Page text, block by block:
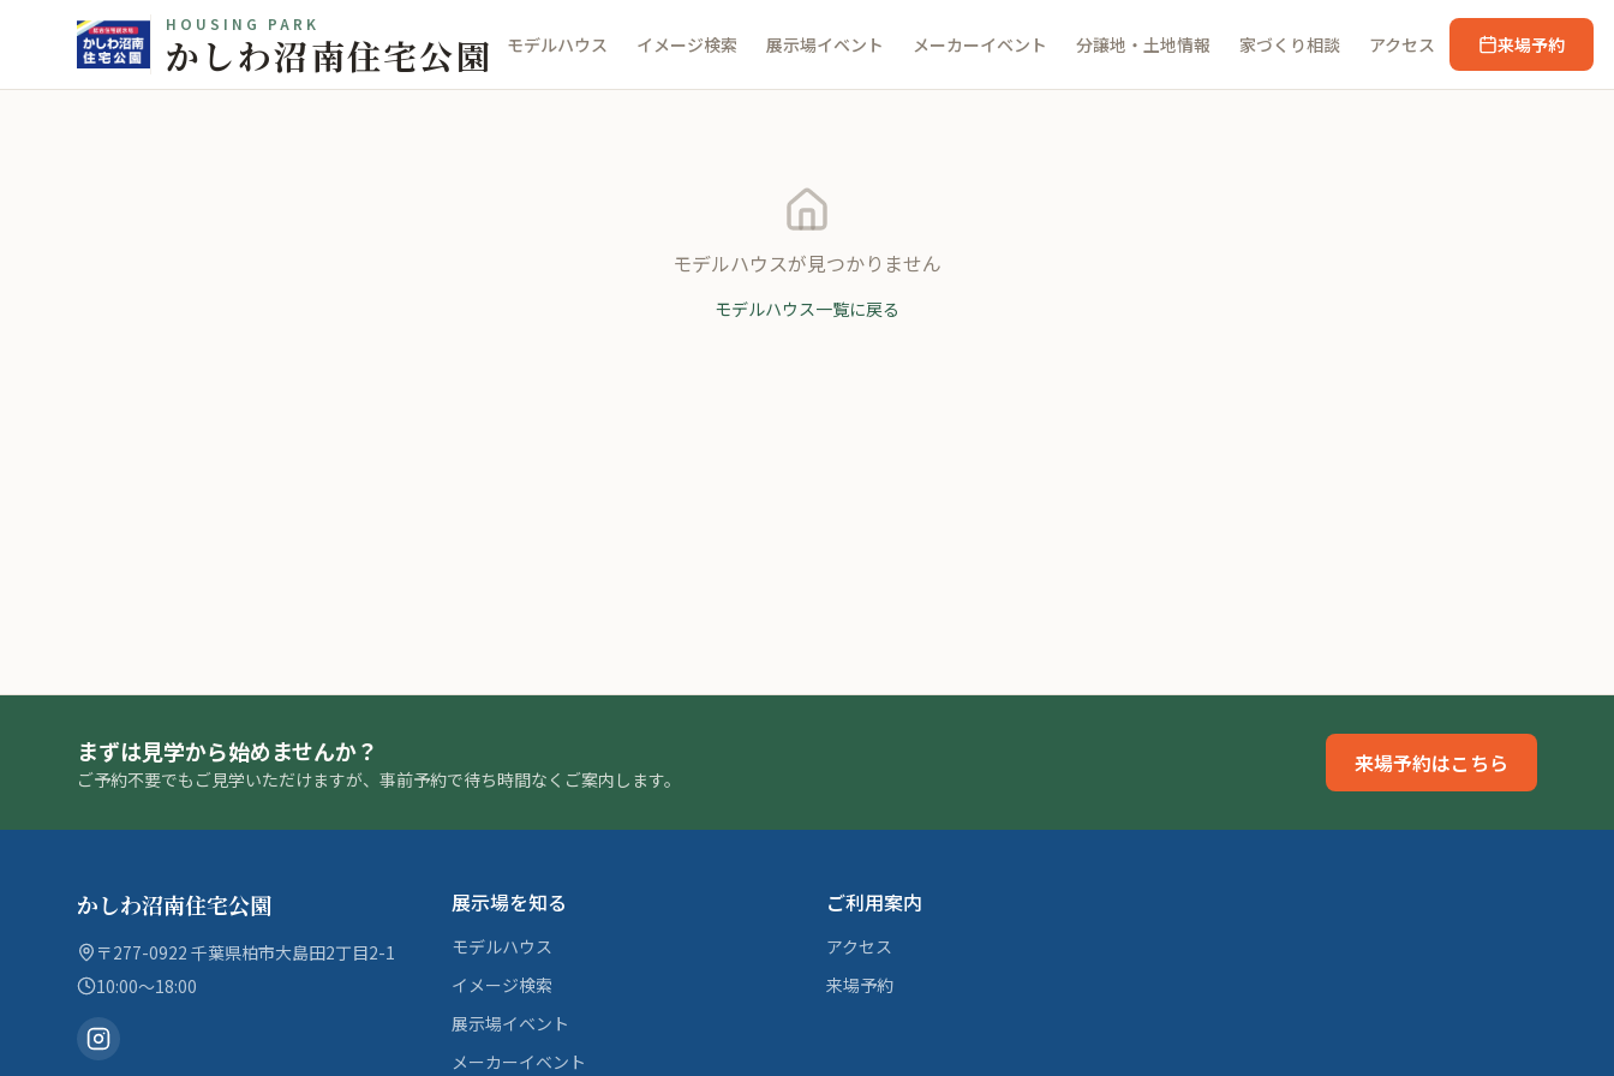
HOUSING PARK
かしわ沼南住宅公園 モデルハウス イメージ検索 展示場イベント メーカーイベント 分譲地・土地情報 家づくり相談 アクセス 来場予約
モデルハウスが見つかりません
モデルハウス一覧に戻る
まずは見学から始めませんか？
ご予約不要でもご見学いただけますが、事前予約で待ち時間なくご案内します。
来場予約はこちら
かしわ沼南住宅公園
〒277-0922 千葉県柏市大島田2丁目2-1
10:00〜18:00
展示場を知る
モデルハウス
イメージ検索
展示場イベント
メーカーイベント
ご利用案内
アクセス
来場予約